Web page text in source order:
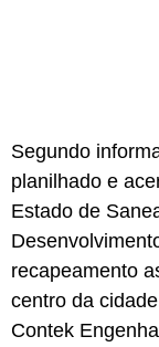
Segundo
planilhado e
Estado de
recapeamento
centro da
Contek